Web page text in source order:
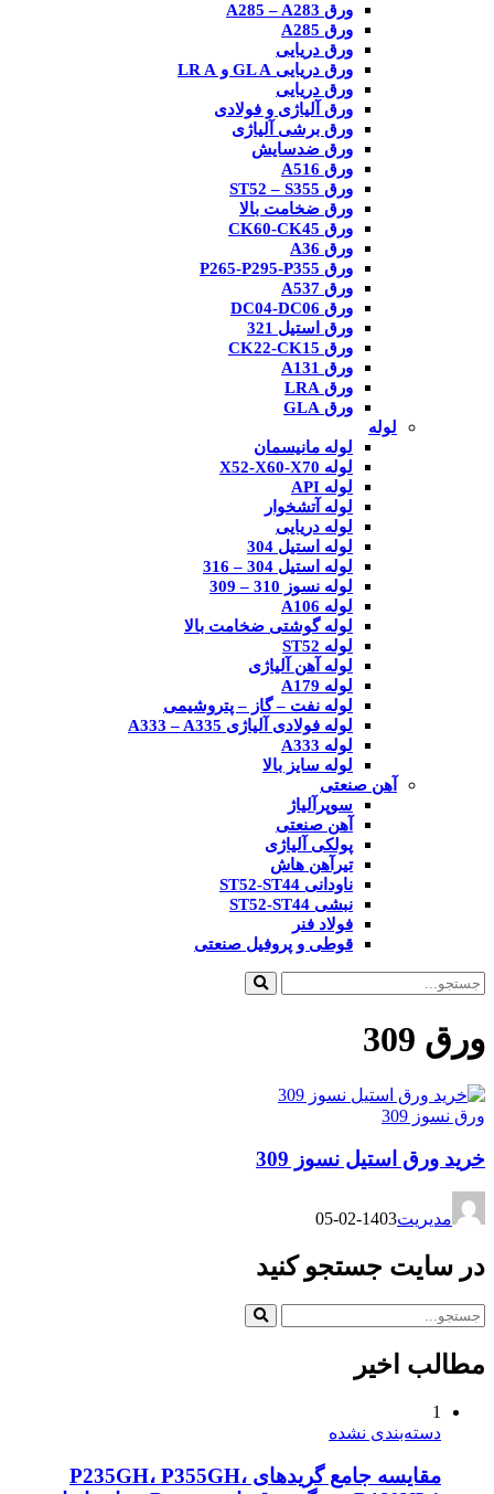
ورق A285 – A283
ورق A285
ورق دریایی
ورق دریایی GL A و LR A
ورق دریایی
ورق آلیاژی و فولادی
ورق برشی آلیاژی
ورق ضدسایش
ورق A516
ورق ST52 – S355
ورق ضخامت بالا
ورق CK60-CK45
ورق A36
ورق P265-P295-P355
ورق A537
ورق DC04-DC06
ورق استیل 321
ورق CK22-CK15
ورق A131
ورق LRA
ورق GLA
لوله
لوله مانیسمان
لوله X52-X60-X70
لوله API
لوله آتشخوار
لوله دریایی
لوله استیل 304
لوله استیل 304 – 316
لوله نسوز 310 – 309
لوله A106
لوله گوشتی ضخامت بالا
لوله ST52
لوله آهن آلیاژی
لوله A179
لوله نفت – گاز – پتروشیمی
لوله فولادی آلیاژی A333 – A335
لوله A333
لوله سایز بالا
آهن صنعتی
سوپرآلیاژ
آهن صنعتی
پولکی آلیاژی
تیرآهن هاش
ناودانی ST52-ST44
نبشی ST52-ST44
فولاد فنر
قوطی و پروفیل صنعتی
ورق 309
ورق نسوز 309
خرید ورق استیل نسوز 309
مدیریت1403-02-05
در سایت جستجو کنید
مطالب اخیر
1
دسته‌بندی نشده
مقایسه جامع گریدهای P235GH، P355GH،